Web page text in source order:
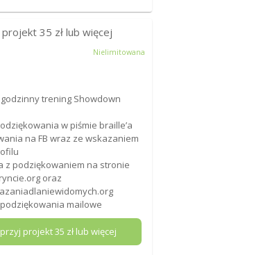
projekt35 zł lub więcej
Nielimitowana
trening Showdown
w piśmie braille’a
na FB wraz ze wskazaniem
z podziękowaniem na stronie
oraz
mailowe
projekt35 zł lub więcej